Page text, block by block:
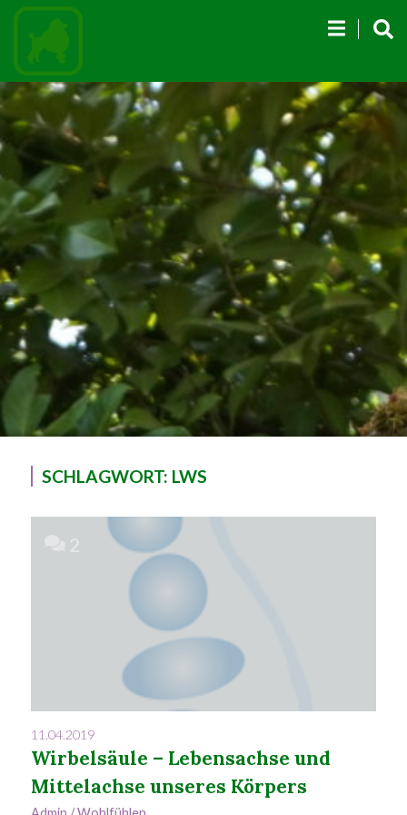
SCHLAGWORT: LWS
11.04.2019
Wirbelsäule – Lebensachse und
Mittelachse unseres Körpers